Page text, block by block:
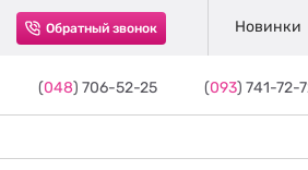
Обратный звонок Новинки
(048) 706-52-25 (093) 741-72-